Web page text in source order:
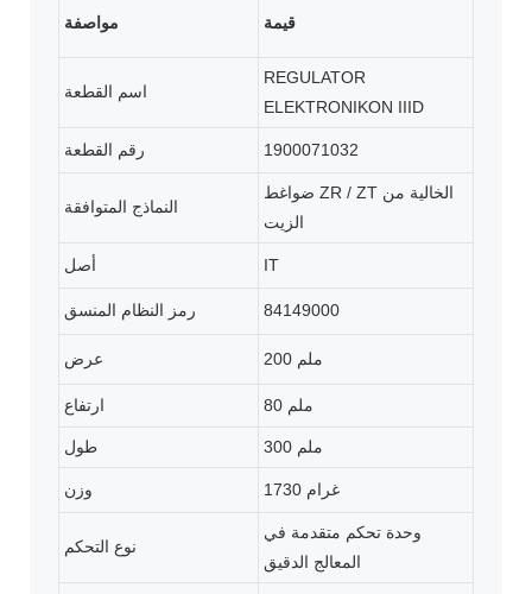
مواصفة قيمة
اسم القطعة
REGULATOR
ELEKTRONIKON IIID
رقم القطعة 1900071032
النماذج المتوافقة
ضواغط ZR / ZT الخالية من
الزيت
أصل IT
رمز النظام المنسق 84149000
عرض 200 ملم
ارتفاع 80 ملم
طول 300 ملم
وزن 1730 غرام
نوع التحكم
وحدة تحكم متقدمة في
المعالج الدقيق